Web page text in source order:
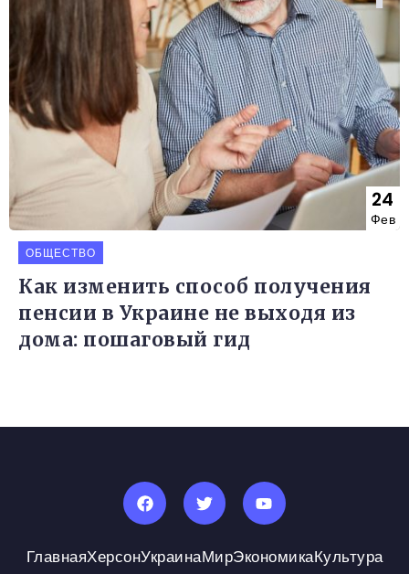
24
Фев
ОБЩЕСТВО
Как изменить способ получения
пенсии в Украине не выходя из
дома: пошаговый гид
ГлавнаяХерсонУкраинаМирЭкономикаКультура